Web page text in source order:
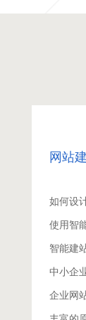
网站
如何设
使用智
智能建
中小企
企业网